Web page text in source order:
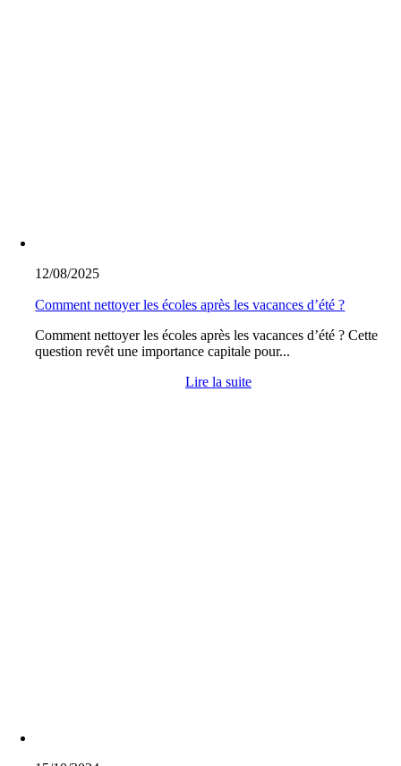
12/08/2025
Comment nettoyer les écoles après les vacances d’été ?
Comment nettoyer les écoles après les vacances d’été ? Cette
question revêt une importance capitale pour...
Lire la suite